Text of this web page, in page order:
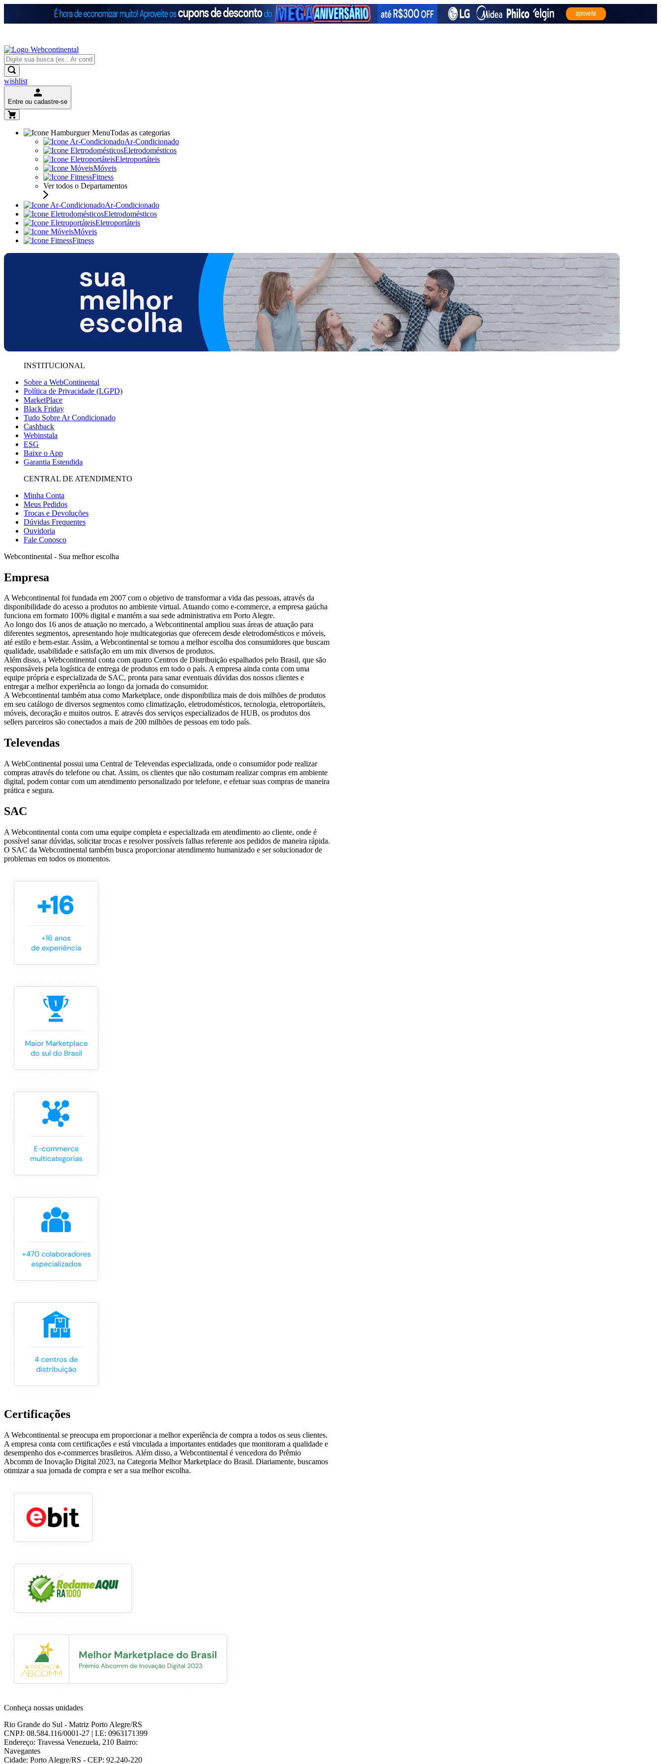
wishlist
Entre ou cadastre-se
Todas as categorias
Ar-Condicionado
Eletrodomésticos
Eletroportáteis
Móveis
Fitness
Ver todos o Departamentos
Ar-Condicionado
Eletrodomésticos
Eletroportáteis
Móveis
Fitness
INSTITUCIONAL
Sobre a WebContinental
Política de Privacidade (LGPD)
MarketPlace
Black Friday
Tudo Sobre Ar Condicionado
Cashback
Webinstala
ESG
Baixe o App
Garantia Estendida
CENTRAL DE ATENDIMENTO
Minha Conta
Meus Pedidos
Trocas e Devoluções
Dúvidas Frequentes
Ouvidoria
Fale Conosco
Webcontinental - Sua melhor escolha
Empresa
A Webcontinental foi fundada em 2007 com o objetivo de transformar a vida das pessoas, através da
disponibilidade do acesso a produtos no ambiente virtual. Atuando como e-commerce, a empresa gaúcha
funciona em formato 100% digital e mantém a sua sede administrativa em Porto Alegre.
Ao longo dos 16 anos de atuação no mercado, a Webcontinental ampliou suas áreas de atuação para
diferentes segmentos, apresentando hoje multicategorias que oferecem desde eletrodomésticos e móveis,
até estilo e bem-estar. Assim, a Webcontinental se tornou a melhor escolha dos consumidores que buscam
qualidade, usabilidade e satisfação em um mix diversos de produtos.
Além disso, a Webcontinental conta com quatro Centros de Distribuição espalhados pelo Brasil, que são
responsáveis pela logística de entrega de produtos em todo o país. A empresa ainda conta com uma
equipe própria e especializada de SAC, pronta para sanar eventuais dúvidas dos nossos clientes e
entregar a melhor experiência ao longo da jornada do consumidor.
A Webcontinental também atua como Marketplace, onde disponibiliza mais de dois milhões de produtos
em seu catálogo de diversos segmentos como climatização, eletrodomésticos, tecnologia, eletroportáteis,
móveis, decoração e muitos outros. E através dos serviços especializados de HUB, os produtos dos
sellers parceiros são conectados a mais de 200 milhões de pessoas em todo país.
Televendas
A WebContinental possui uma Central de Televendas especializada, onde o consumidor pode realizar
compras através do telefone ou chat. Assim, os clientes que não costumam realizar compras em ambiente
digital, podem contar com um atendimento personalizado por telefone, e efetuar suas compras de maneira
prática e segura.
SAC
A Webcontinental conta com uma equipe completa e especializada em atendimento ao cliente, onde é
possível sanar dúvidas, solicitar trocas e resolver possíveis falhas referente aos pedidos de maneira rápida.
O SAC da Webcontinental também busca proporcionar atendimento humanizado e ser solucionador de
problemas em todos os momentos.
Certificações
A Webcontinental se preocupa em proporcionar a melhor experiência de compra a todos os seus clientes.
A empresa conta com certificações e está vinculada a importantes entidades que monitoram a qualidade e
desempenho dos e-commerces brasileiros. Além disso, a Webcontinental é vencedora do Prêmio
Abcomm de Inovação Digital 2023, na Categoria Melhor Marketplace do Brasil. Diariamente, buscamos
otimizar a sua jornada de compra e ser a sua melhor escolha.
Conheça nossas unidades
Rio Grande do Sul - Matriz Porto Alegre/RS
CNPJ: 08.584.116/0001-27 | I.E: 0963171399
Endereço: Travessa Venezuela, 210 Bairro:
Navegantes
Cidade: Porto Alegre/RS - CEP: 92.240-220